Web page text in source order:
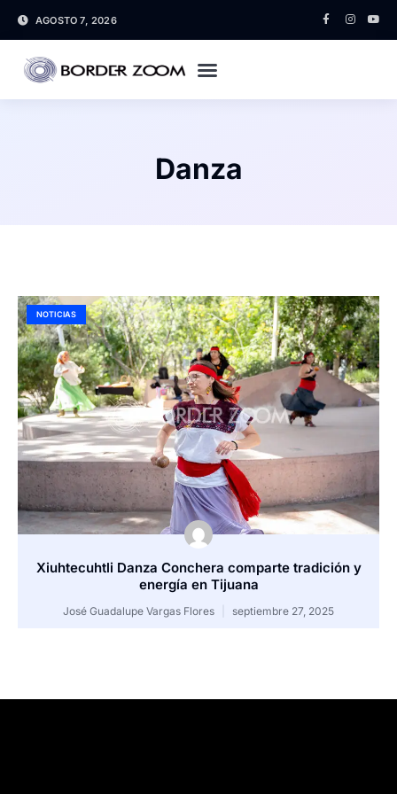
AGOSTO 7, 2026
Danza
NOTICIAS
Xiuhtecuhtli Danza Conchera comparte tradición y
energía en Tijuana
José Guadalupe Vargas Flores septiembre 27, 2025